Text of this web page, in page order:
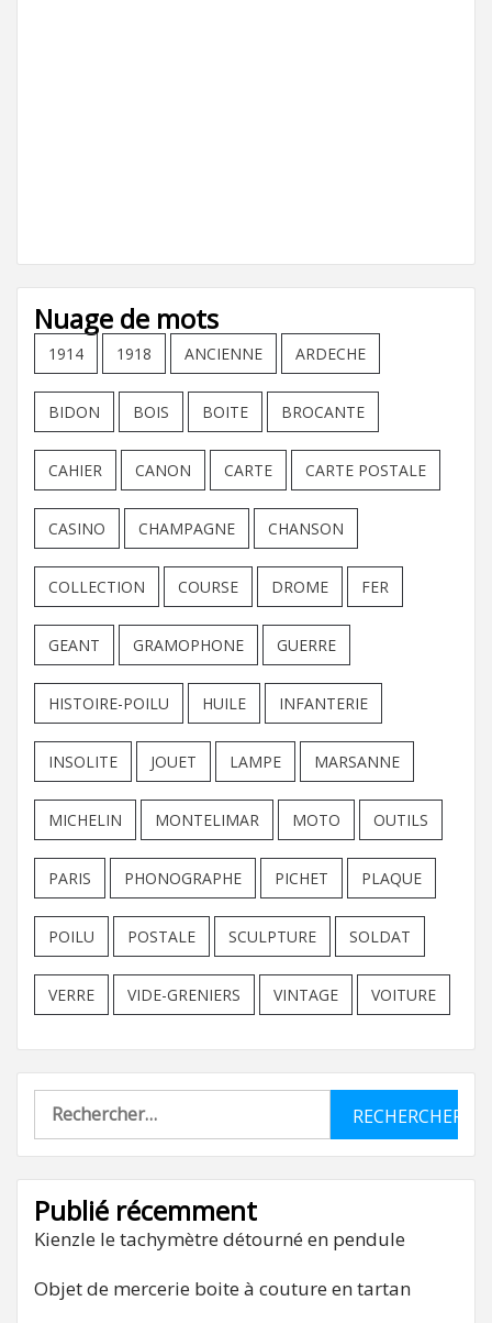
Nuage de mots
1914 1918 ANCIENNE ARDECHE
BIDON BOIS BOITE BROCANTE
CAHIER CANON CARTE CARTE POSTALE
CASINO CHAMPAGNE CHANSON
COLLECTION COURSE DROME FER
GEANT GRAMOPHONE GUERRE
HISTOIRE-POILU HUILE INFANTERIE
INSOLITE JOUET LAMPE MARSANNE
MICHELIN MONTELIMAR MOTO OUTILS
PARIS PHONOGRAPHE PICHET PLAQUE
POILU POSTALE SCULPTURE SOLDAT
VERRE VIDE-GRENIERS VINTAGE VOITURE
Rechercher :
Publié récemment
Kienzle le tachymètre détourné en pendule
Objet de mercerie boite à couture en tartan